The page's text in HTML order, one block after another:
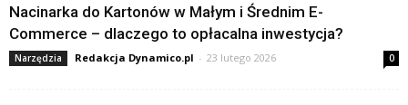
Nacinarka do Kartonów w Małym i Średnim E-
Commerce – dlaczego to opłacalna inwestycja?
Narzędzia Redakcja Dynamico.pl - 23 lutego 2026 0